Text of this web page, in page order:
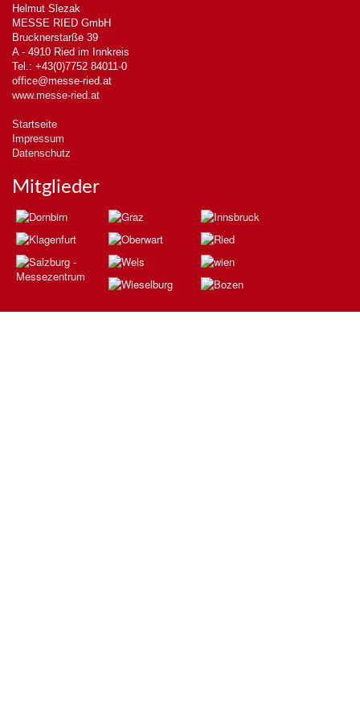
Helmut Slezak
MESSE RIED GmbH
Brucknerstarße 39
A - 4910 Ried im Innkreis
Tel.: +43(0)7752 84011-0
office@messe-ried.at
www.messe-ried.at
Startseite
Impressum
Datenschutz
Mitglieder